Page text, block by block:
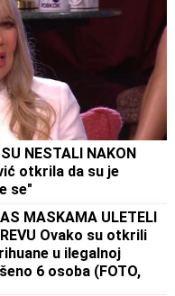
NESTALI NAKON
otkrila da su je
se"
MASKAMA ULETELI
Ovako su otkrili
u ilegalnoj
6 osoba (FOTO,